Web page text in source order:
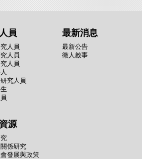
員
人員
人員
人員
究人員
最新消息
最新公告
徵人啟事
源
係研究
發展與政策